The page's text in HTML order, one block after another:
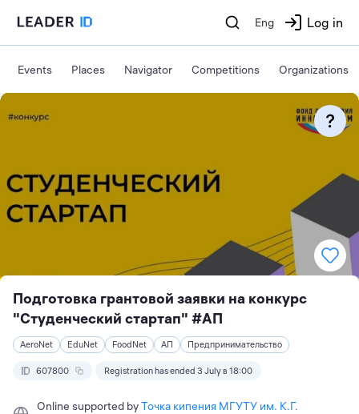
Eng Log in
Events Places Navigator Competitions Organizations
Подготовка грантовой заявки на конкурс
"Студенческий стартап" #АП
AeroNet EduNet FoodNet АП Предпринимательство
607800 Registration has ended 3 July в 18:00
Online supported byТочка кипения МГУТУ им. К.Г.